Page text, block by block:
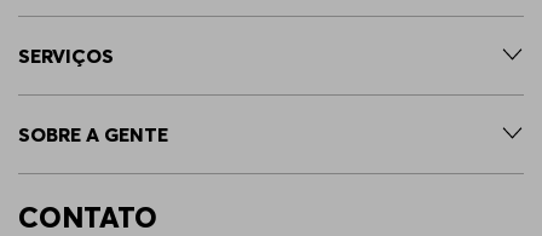
SERVIÇOS
SOBRE A GENTE
CONTATO